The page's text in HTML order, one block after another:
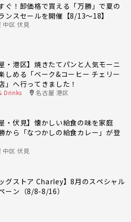
ぐ！卸価格で買える「万勝」で夏の
ンスセールを開催【8/13〜18】
中区 伏見
・港区】焼きたてパンと人気モーニ
しめる「ベーク&コーヒー チェリー
」へ行ってきました！
Drinks 名古屋 港区
・伏見】懐かしい給食の味を家庭
から「なつかしの給食カレー」が登
中区 伏見
ッグストア Charley】8月のスペシャル
ーン（8/8-8/16）